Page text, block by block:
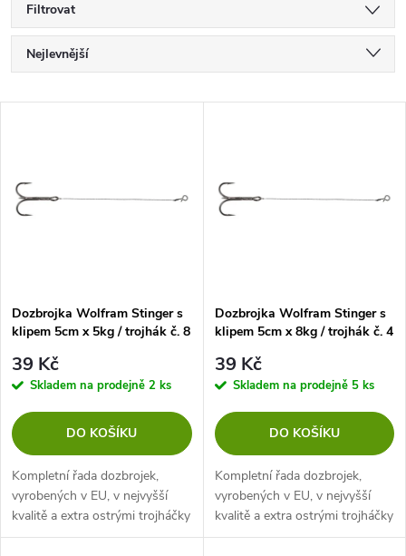
Filtrovat
Ř
a
e
p
r
o
d
u
Nejlevnější
p
s
p
r
o
d
u
Dozbrojka Wolfram Stinger s
klipem 5cm x 5kg / trojhák č. 8
39 Kč
Skladem na prodejně 2 ks
DO KOŠÍKU
Kompletní řada dozbrojek,
vyrobených v EU, v nejvyšší
kvalitě a extra ostrými trojháčky
Sensual.
Dozbrojka Wolfram Stinger s
klipem 5cm x 8kg / trojhák č. 4
39 Kč
Skladem na prodejně 5 ks
DO KOŠÍKU
Kompletní řada dozbrojek,
vyrobených v EU, v nejvyšší
kvalitě a extra ostrými trojháčky
Sensual.